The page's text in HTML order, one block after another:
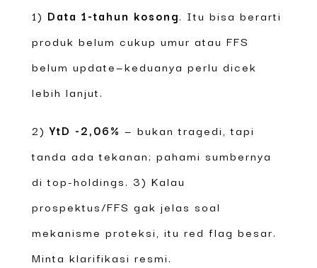
1) Data 1-tahun kosong. Itu bisa berarti
produk belum cukup umur atau FFS
belum update—keduanya perlu dicek
lebih lanjut.
2)YtD -2,06% — bukan tragedi, tapi
tanda ada tekanan; pahami sumbernya
di top-holdings. 3) Kalau
prospektus/FFS gak jelas soal
mekanisme proteksi, itu red flag besar.
Minta klarifikasi resmi.